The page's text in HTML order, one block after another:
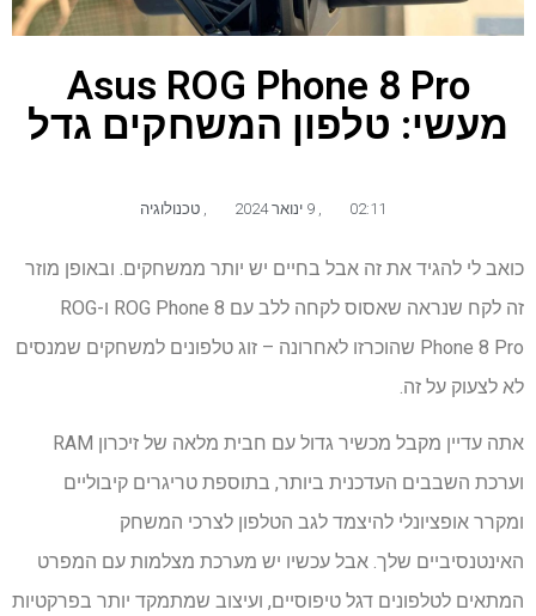
Asus ROG Phone 8 Pro
מעשי: טלפון המשחקים גדל
02:11 טכנולוגיה
כואב לי להגיד את זה אבל בחיים יש יותר ממשחקים. ובאופן מוזר
זה לקח שנראה שאסוס לקחה ללב עם ROG Phone 8 ו-ROG
Phone 8 Pro שהוכרזו לאחרונה – זוג טלפונים למשחקים שמנסים
לא לצעוק על זה.
אתה עדיין מקבל מכשיר גדול עם חבית מלאה של זיכרון RAM
וערכת השבבים העדכנית ביותר, בתוספת טריגרים קיבוליים
ומקרר אופציונלי להיצמד לגב הטלפון לצרכי המשחק
האינטנסיביים שלך. אבל עכשיו יש מערכת מצלמות עם המפרט
המתאים לטלפונים דגל טיפוסיים, ועיצוב שמתמקד יותר בפרקטיות